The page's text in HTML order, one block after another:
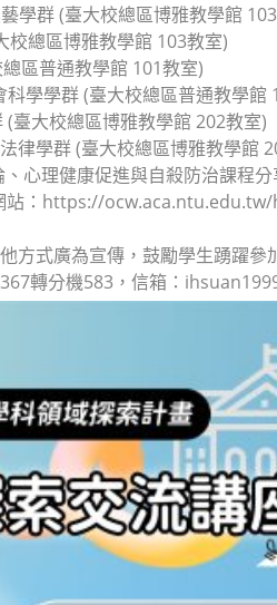
學群 (臺大校總區博雅教學館
校總區博雅教學館 103教室)
區普通教學館 101教室)
學學群 (臺大校總區普通教學館
臺大校總區博雅教學館 202教室)
律學群 (臺大校總區博雅教學館
心理健康促進與自殺防治課程分
站：https://
方式廣為宣傳，鼓勵學生踴躍參
轉分機583，信箱：